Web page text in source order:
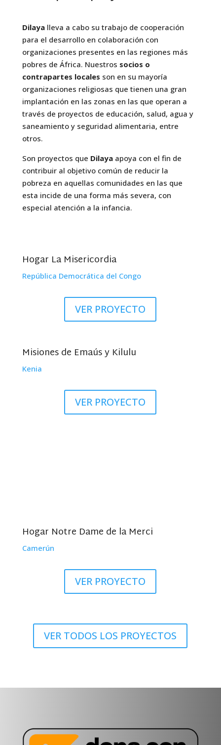
Dilayalleva a cabo su trabajo de cooperación
para el desarrollo en colaboración con
organizaciones presentes en las regiones más
pobres de África. Nuestros socios o
contrapartes locales son en su mayoría
organizaciones religiosas que tienen una gran
implantación en las zonas en las que operan a
través de proyectos de educación, salud, agua y
saneamiento y seguridad alimentaria, entre
otros.
Son proyectos que Dilayaapoya con el fin de
contribuir al objetivo común de reducir la
pobreza en aquellas comunidades en las que
esta incide de una forma más severa, con
especial atención a la infancia.
Hogar La Misericordia
República Democrática del Congo
VER PROYECTO
Misiones de Emaús y Kilulu
Kenia
VER PROYECTO
Hogar Notre Dame de la Merci
Camerún
VER PROYECTO
VER TODOS LOS PROYECTOS